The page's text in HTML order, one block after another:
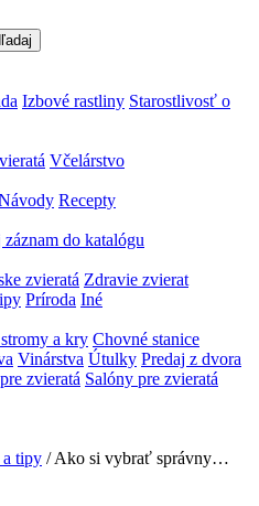
Izbové rastliny Starostlivosť o
Včelárstvo
Recepty
do katalógu
zvieratá Zdravie zvierat
Príroda Iné
a kry Chovné stanice
Vinárstva Útulky Predaj z dvora
zvieratá Salóny pre zvieratá
tipy / Ako si vybrať správny…